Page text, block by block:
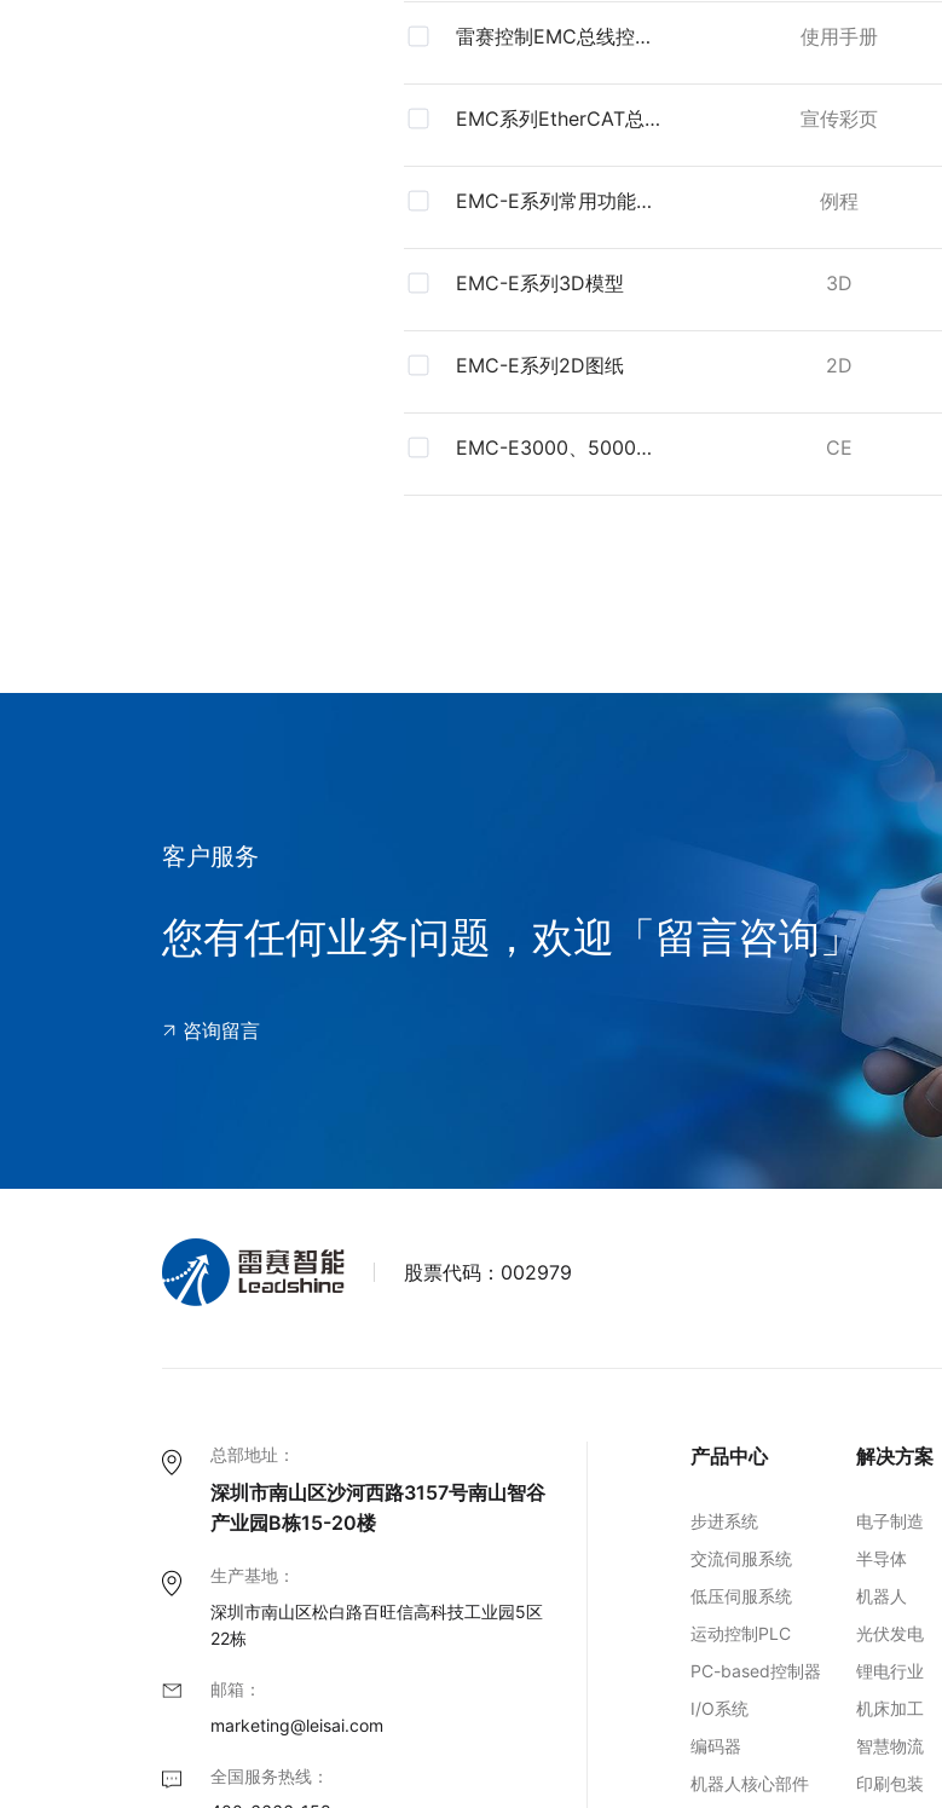
雷赛控制EMC总线控制
使用手册
EMC系列EtherCAT总线
宣传彩页
EMC-E系列常用功能使
例程
EMC-E系列3D模型 3D
EMC-E系列2D图纸 2D
EMC-E3000、5000系
CE
客户服务
您有任何业务问题，欢迎「留言咨询」
咨询留言
股票代码： 002979
总部地址：
深圳市南山区沙河西路3157号南山智谷
产业园B栋15-20楼
生产基地：
深圳市南山区松白路百旺信高科技工业园5区
22栋
邮箱：
marketing@leisai.com
全国服务热线：
产品中心
步进系统
交流伺服系统
低压伺服系统
运动控制PLC
PC-based控制器
I/O系统
编码器
机器人核心部件
解决方案
电子制造
半导体
机器人
光伏发电
锂电行业
机床加工
智慧物流
印刷包装